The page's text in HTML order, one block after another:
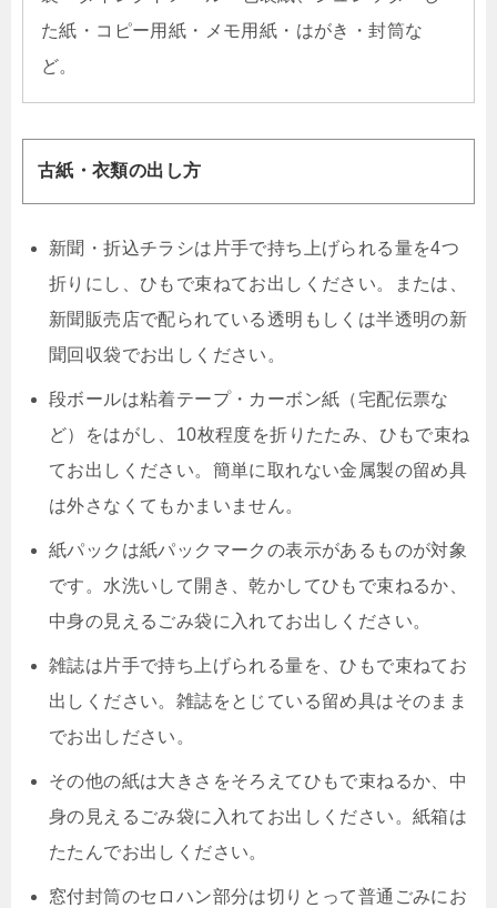
た紙・コピー用紙・メモ用紙・はがき・封筒な
ど。
古紙・衣類の出し方
新聞・折込チラシは片手で持ち上げられる量を4つ
折りにし、ひもで束ねてお出しください。または、
新聞販売店で配られている透明もしくは半透明の新
聞回収袋でお出しください。
段ボールは粘着テープ・カーボン紙（宅配伝票な
ど）をはがし、10枚程度を折りたたみ、ひもで束ね
てお出しください。簡単に取れない金属製の留め具
は外さなくてもかまいません。
紙パックは紙パックマークの表示があるものが対象
です。水洗いして開き、乾かしてひもで束ねるか、
中身の見えるごみ袋に入れてお出しください。
雑誌は片手で持ち上げられる量を、ひもで束ねてお
出しください。雑誌をとじている留め具はそのまま
でお出しださい。
その他の紙は大きさをそろえてひもで束ねるか、中
身の見えるごみ袋に入れてお出しください。紙箱は
たたんでお出しください。
窓付封筒のセロハン部分は切りとって普通ごみにお